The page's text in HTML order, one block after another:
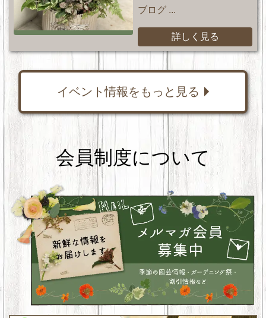
ブログ ...
詳しく見る
イベント情報をもっと見る
会員制度について